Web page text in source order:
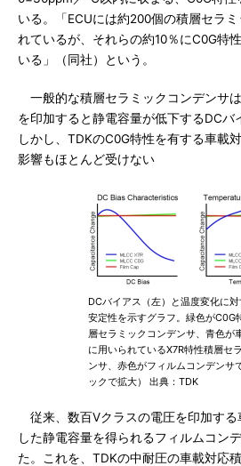
いる。「ECUには約200個の積層セラ
れているが、それらの約10％にC0G特
いる」（同社）という。
一般的な積層セラミックコンデンサは
を印加すると静電容量が低下するDCバ
しかし、TDKのC0G特性を有する車載
影響もほとんど受けない
DCバイアス（左）と温度変化に
安定性を示すグラフ。緑色がC0G
層セラミックコンデンサ、青色が
に用いられているX7R特性積層セ
ンサ、赤色がフィルムコンデンサ
ックで拡大） 出典：TDK
従来、数百Vクラスの電圧を印加する
した静電容量を得られるフィルムコン
た。これを、TDKの中耐圧の車載対応